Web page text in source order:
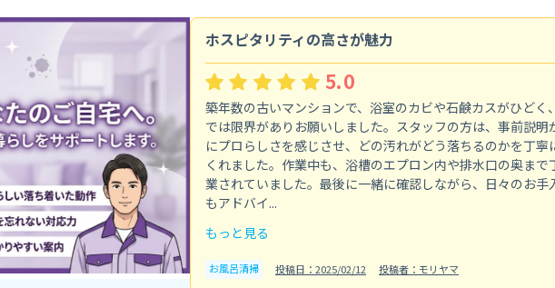
ホスピタリティの高さが魅力
5.0
築年数の古いマンションで、浴室のカビや石鹸カスがひどく
では限界がありお願いしました。スタッフの方は、事前説明
にプロらしさを感じさせ、どの汚れがどう落ちるのかを丁寧
くれました。作業中も、浴槽のエプロン内や排水口の奥まで
業されていました。最後に一緒に確認しながら、日々のお手
もアドバイ...
もっと見る
お風呂清掃 投稿日：2025/02/12 投稿者：モリヤマ